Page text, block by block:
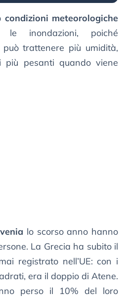
condizioni meteorologiche
le inondazioni, poiché
può trattenere più umidità,
più pesanti quando viene
lo scorso anno hanno
La Grecia ha subito il
registrato nell’UE: con i
era il doppio di Atene.
perso il 10% del loro